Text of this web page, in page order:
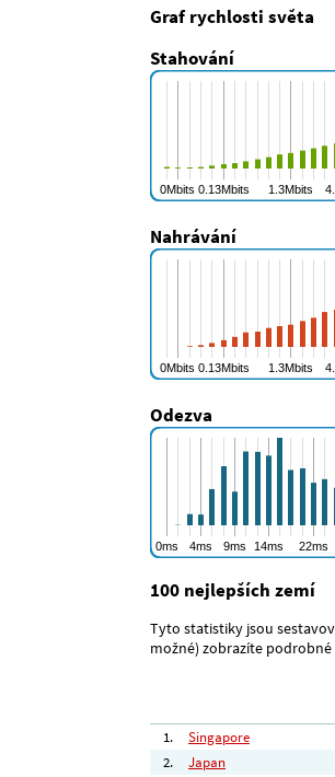
Graf rychlosti světa
Stahování
Nahrávání
Odezva
100 nejlepších zemí
Tyto statistiky jsou
možné) zobrazíte
1.
Singapore
2.
Japan